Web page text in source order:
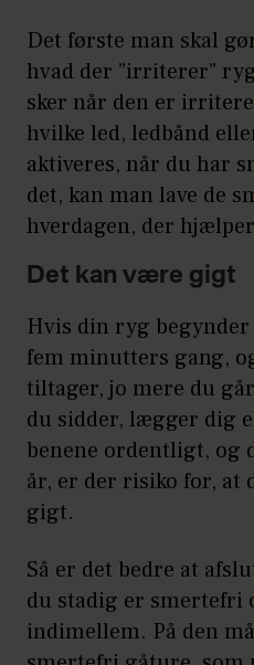
holder ryggen ret.
højere end din
højere end din
sekunder og kom
øvelsen seks
ben.
Det første man skal
hvad der ”irriterer”
sker når den er
hvilke led, ledbånd
aktiveres, når du har
det, kan man lave de
hverdagen, der
Det kan være gigt
Hvis din ryg
fem minutters gang,
tiltager, jo mere du
du sidder, lægger dig
benene ordentligt, og
år, er der risiko for, at
gigt.
Så er det bedre at
du stadig er smertefri
indimellem. På den